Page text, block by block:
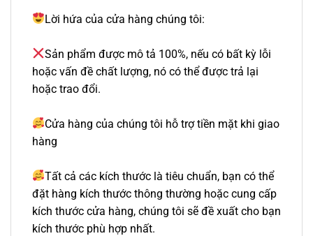
Lời hứa của cửa hàng chúng tôi:
Sản phẩm được mô tả 100%, nếu có bất kỳ lỗi
hoặc vấn đề chất lượng, nó có thể được trả lại
hoặc trao đổi.
Cửa hàng của chúng tôi hỗ trợ tiền mặt khi giao
hàng
Tất cả các kích thước là tiêu chuẩn, bạn có thể
đặt hàng kích thước thông thường hoặc cung cấp
kích thước cửa hàng, chúng tôi sẽ đề xuất cho bạn
kích thước phù hợp nhất.